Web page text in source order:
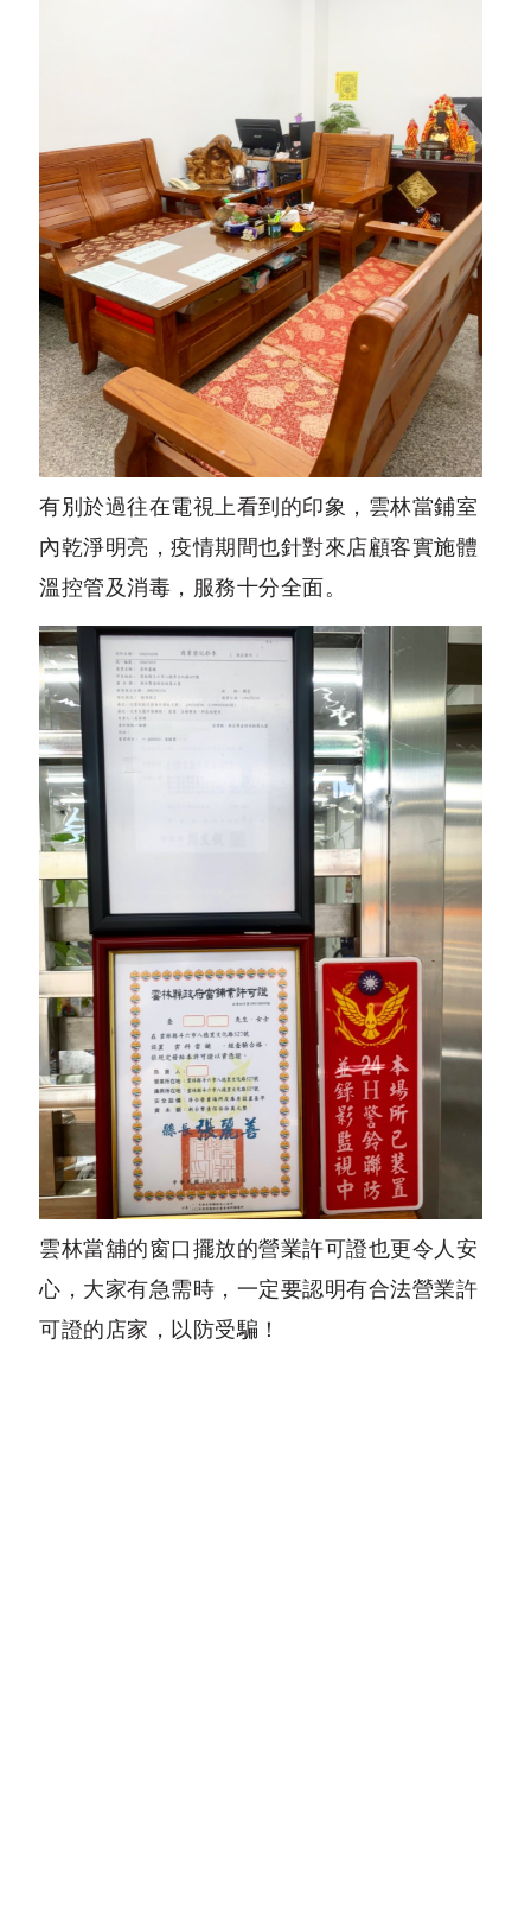
有別於過往在電視上看到的印象，雲林當鋪室
內乾淨明亮，疫情期間也針對來店顧客實施體
溫控管及消毒，服務十分全面。
雲林當舖的窗口擺放的營業許可證也更令人安
心，大家有急需時，一定要認明有合法營業許
可證的店家，以防受騙！